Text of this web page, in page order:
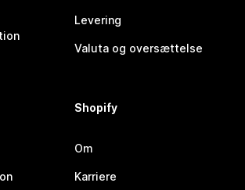
Levering
Valuta og oversættelse
Shopify
Om
Karriere